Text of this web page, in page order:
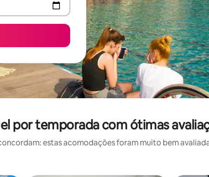
por temporada com ótimas
estas acomodações foram muito bem